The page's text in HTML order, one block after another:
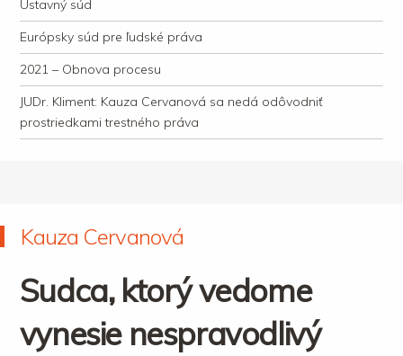
Ústavný súd
Európsky súd pre ľudské práva
2021 – Obnova procesu
JUDr. Kliment: Kauza Cervanová sa nedá odôvodniť
prostriedkami trestného práva
Kauza Cervanová
Sudca, ktorý vedome
vynesie nespravodlivý